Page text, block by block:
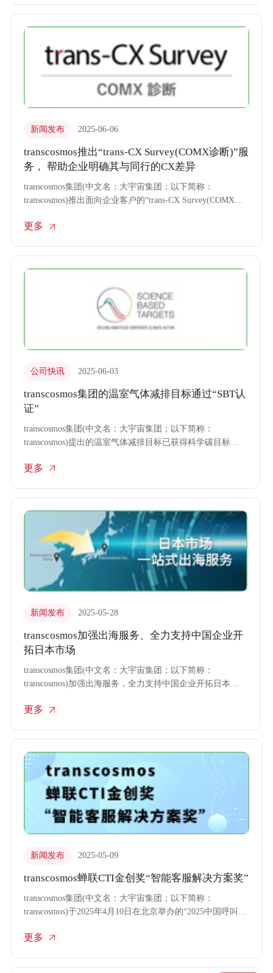
新闻发布 2025-06-06
transcosmos推出“trans-CX Survey(COMX诊断)”服
务， 帮助企业明确其与同行的CX差异
transcosmos集团(中文名：大宇宙集团；以下简称：
transcosmos)推出面向企业客户的“trans-CX Survey(COMX诊
CX(Customer Experience, 即顾客体验)评估体系，对企业的表
自身的优势与短板，从而制定出提升顾客忠诚度与实现差异
化的具体改善措施。
更多
公司快讯 2025-06-03
transcosmos集团的温室气体减排目标通过“SBT认
证”
transcosmos集团(中文名：大宇宙集团；以下简称：
transcosmos)提出的温室气体减排目标已获得科学碳目标倡
的“SBT认证”。
更多
新闻发布 2025-05-28
transcosmos加强出海服务、全力支持中国企业开
拓日本市场
transcosmos集团(中文名：大宇宙集团；以下简称：
transcosmos)加强出海服务，全力支持中国企业开拓日本市
业的“日本市场拓展支持服务”。目前，transcosmos已在中日
销售、市场营销、客户服务和电商运营等全面支持。
更多
新闻发布 2025-05-09
transcosmos蝉联CTI金创奖“智能客服解决方案奖”
transcosmos集团(中文名：大宇宙集团；以下简称：
transcosmos)于2025年4月10日在北京举办的“2025中国呼叫中
成功实践，蝉联由CTI颁发的“智能客服解决方案奖”。这是
更多